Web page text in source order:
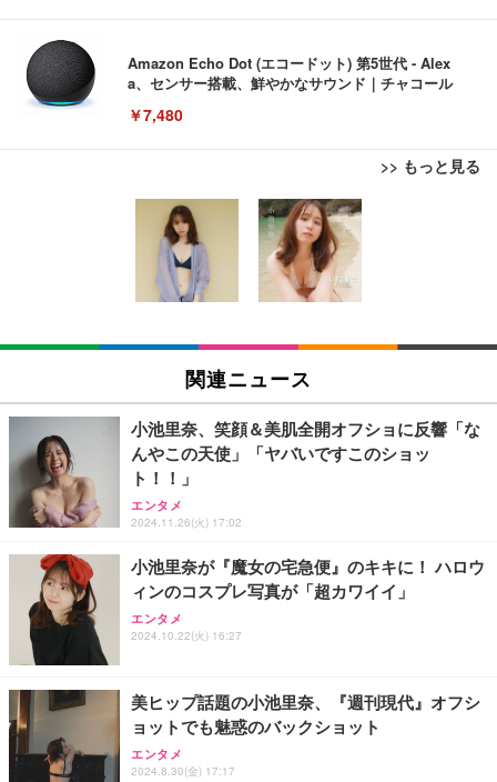
Amazon Echo Dot (エコードット) 第5世代 - Alex
a、センサー搭載、鮮やかなサウンド｜チャコール
￥7,480
>> もっと見る
[EdoErgo] オフィスチェア 椅子 テレワーク 疲れな
い 跳ね上げ式アームレスト コンパクト 約105度ロッ
キング pc 事務椅子 360度回転 座面昇降 強化ナイロ
ン樹脂ベース 通気性メッシュ 在宅ワーク H-WY01
(黒網+黒枠+黒足)
￥5,699
SIHOO B100 オフィスチェア／デスクチェア メッシ
ュチェア 人間工学 疲れない ブラック
￥27,999
Sezlife オフィスチェア デスクチェア 疲れない テレ
ワーク チェア 強化バックレスト 30度ロッキング機
能 人間工学 椅子 腰サポート 90度跳ね上げ式アーム
レスト 3Dヘッドレスト ハンガー付き 高反発クッシ
務用 おしゃれ パソコンチェア (ブラック)
Sezlife オフィスチェア デスクチェア 疲れない テレ
ワーク チェア 強化バックレスト 30度ロッキング機
能 人間工学 椅子 腰サポート 90度跳ね上げ式アーム
務用 おしゃれ パソコンチェア (ホワイト)
ANDWINT オフィスチェア デスクチェア 肘なし メ
ッシュ 通気性 ランバーサポート付き 腰サポート ガ
ス圧無段階昇降 360度回転 キャスター付き コンパク
EIZO ビジネス向けプレミアムモニター | FlexScan
EV3240X-WT | 31.5型4K UHD・USB Type-C・ホワ
￥105,595
EIZO ビジネス向けプレミアムモニター | FlexScan
￥109,572
【純正品】27"ゲーミングモニター DualSense 充電
フック付き（CFI-ZDM1J）
￥49,979
【整備済み品】Dell E2724HS 27インチ 液晶モニタ
ー フルHD（1920×1080）VA 非光沢 HDMI/DisplayP
ort/VGA スピーカー内蔵 高さ調整 スイベル VESA対
【MiniLED/24.5inch/280Hz/FHD】GRAPHT THE S
HOOTER Gaming Monitor 24” Essential ゲーミン
グモニター QD 24.5インチ 1ms FHD 量子ドット 残
Amazonベーシック ペットシーツ 薄型 レギュラー 1
回使い捨て 無香料 ホワイト 300枚
￥3,373
Amazonベーシック ペットシーツ 厚型 ワイド 42枚
x2袋(84枚) ホワイト(吸収面:ライトブルー)
￥3,234
ネオ・ルーライフ ネオ・オムツ L 中型犬用 26枚入
り 単品
￥1,800
Smart Basic(スマートベーシック) 【Amazon.co.jp
限定】 Smart Basic アイリスオーヤマ ペットシーツ
超厚型 お徳用 ワイド 100枚入 (x 1) (ケース販売)
アイリスオーヤマ ペットシーツ 超厚型 お徳用 レギ
ュラー 200枚入【Amazon.co.jp限定】
関連ニュース
小池里奈、笑顔＆美肌全開オフショに反響「な
んやこの天使」「ヤバいですこのショッ
ト！！」
エンタメ
2024.11.26(火) 17:02
小池里奈が『魔女の宅急便』のキキに！ ハロウ
ィンのコスプレ写真が「超カワイイ」
エンタメ
2024.10.22(火) 16:27
美ヒップ話題の小池里奈、『週刊現代』オフシ
ョットでも魅惑のバックショット
エンタメ
2024.8.30(金) 17:17